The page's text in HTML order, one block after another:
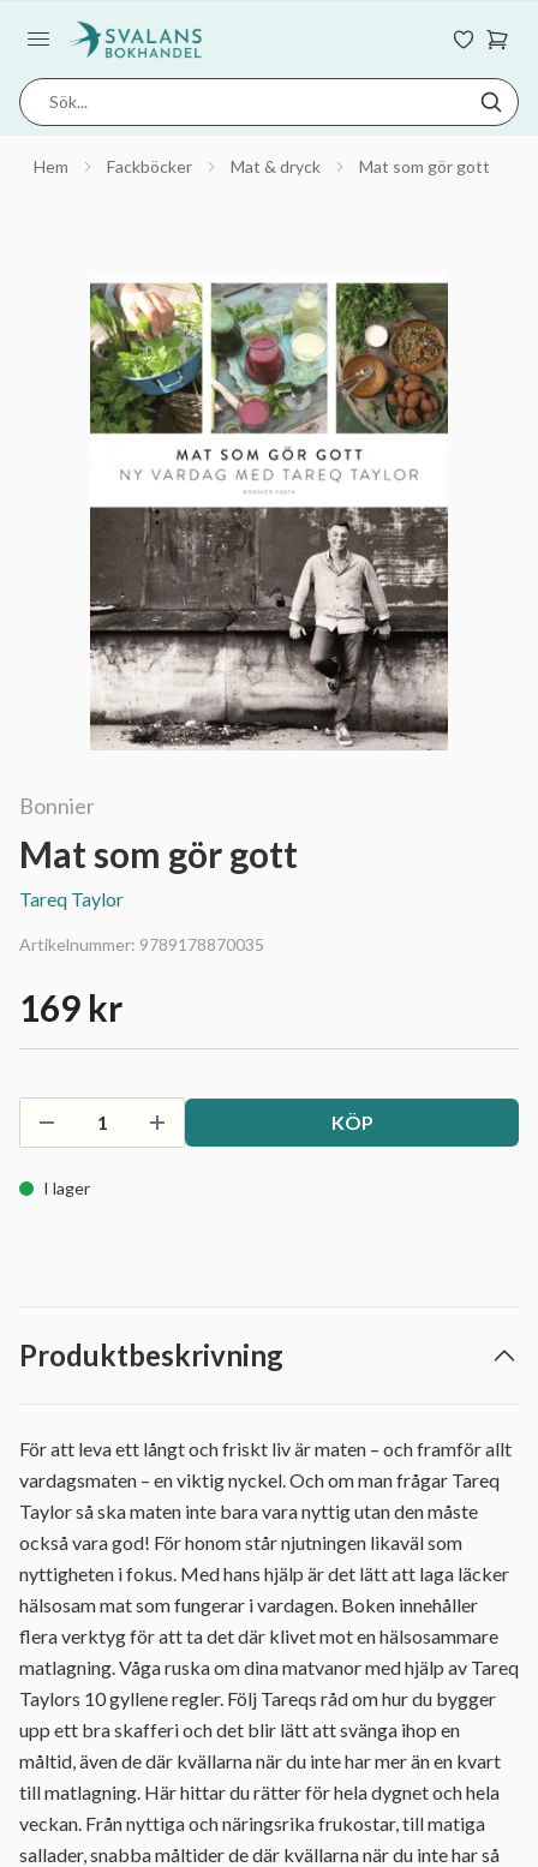
Hem Fackböcker Mat & dryck Mat som gör gott
Bonnier
Mat som gör gott
Tareq Taylor
Artikelnummer: 9789178870035
169 kr
KÖP
I lager
Produktbeskrivning
För att leva ett långt och friskt liv är maten – och framför allt
vardagsmaten – en viktig nyckel. Och om man frågar Tareq
Taylor så ska maten inte bara vara nyttig utan den måste
också vara god! För honom står njutningen likaväl som
nyttigheten i fokus. Med hans hjälp är det lätt att laga läcker
hälsosam mat som fungerar i vardagen. Boken innehåller
flera verktyg för att ta det där klivet mot en hälsosammare
matlagning. Våga ruska om dina matvanor med hjälp av Tareq
Taylors 10 gyllene regler. Följ Tareqs råd om hur du bygger
upp ett bra skafferi och det blir lätt att svänga ihop en
måltid, även de där kvällarna när du inte har mer än en kvart
till matlagning. Här hittar du rätter för hela dygnet och hela
veckan. Från nyttiga och näringsrika frukostar, till matiga
sallader, snabba måltider de där kvällarna när du inte har så